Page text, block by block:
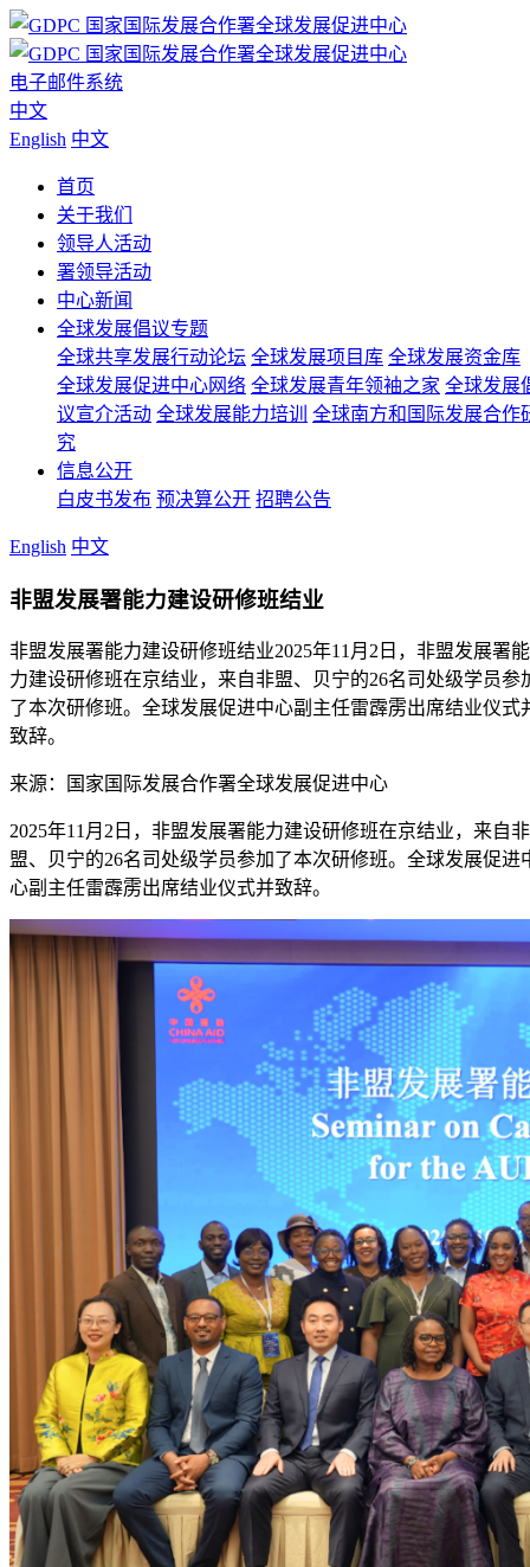
电子邮件系统
中文
English 中文
首页
关于我们
领导人活动
署领导活动
中心新闻
全球发展倡议专题
全球共享发展行动论坛 全球发展项目库 全球发展资金库
全球发展促进中心网络 全球发展青年领袖之家 全球发展
议宣介活动 全球发展能力培训
全球南方和国际发展合作
究
信息公开
白皮书发布 预决算公开 招聘公告
English 中文
非盟发展署能力建设研修班结业
非盟发展署能力建设研修班结业2025年11月2日，非盟发展署能
力建设研修班在京结业，来自非盟、贝宁的26名司处级学员参
了本次研修班。全球发展促进中心副主任雷霹雳出席结业仪式
致辞。
来源：国家国际发展合作署全球发展促进中心
2025年11月2日，非盟发展署能力建设研修班在京结业，来自非
盟、贝宁的26名司处级学员参加了本次研修班。全球发展促进
心副主任雷霹雳出席结业仪式并致辞。